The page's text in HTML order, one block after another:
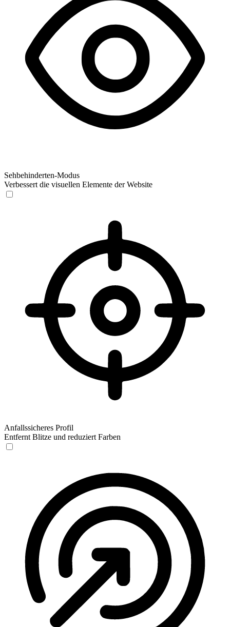
Sehbehinderten-Modus
Verbessert die visuellen Elemente der Website
Anfallssicheres Profil
Entfernt Blitze und reduziert Farben